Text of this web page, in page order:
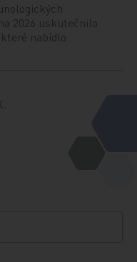
2026 uskutečnilo
nabídlo…